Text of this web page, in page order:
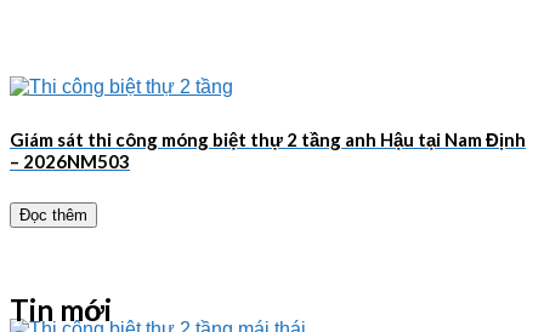
Giám sát thi công móng biệt thự 2 tầng anh Hậu tại Nam Định
– 2026NM503
Đọc thêm
Tin mới